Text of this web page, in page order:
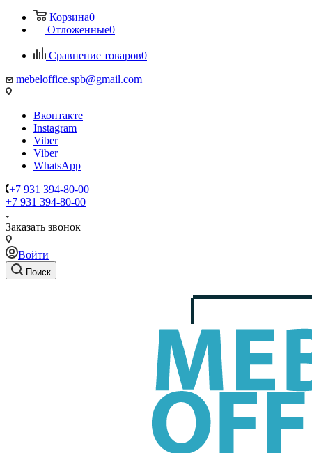
Корзина0
Отложенные0
Сравнение товаров0
mebeloffice.spb@gmail.com
Вконтакте
Instagram
Viber
Viber
WhatsApp
+7 931 394-80-00
+7 931 394-80-00
Заказать звонок
Войти
Поиск